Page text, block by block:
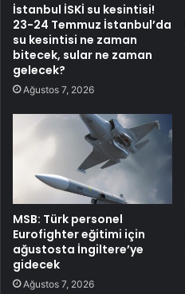
İstanbul İSKİ su kesintisi!
23-24 Temmuz İstanbul’da
su kesintisi ne zaman
bitecek, sular ne zaman
gelecek?
Ağustos 7, 2026
MSB: Türk personel
Eurofighter eğitimi için
ağustosta İngiltere’ye
gidecek
Ağustos 7, 2026